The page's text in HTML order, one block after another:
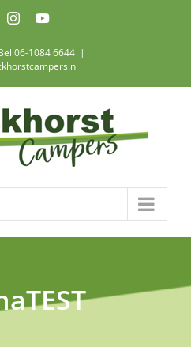
InstagramYouTube
06-1084 6644 |